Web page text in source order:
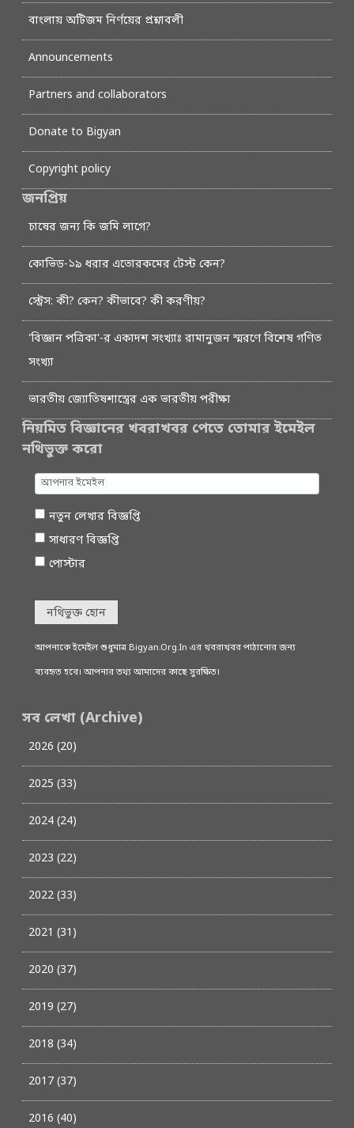
বাংলায় অটিজম নির্ণয়ের প্রশ্নাবলী
Announcements
Partners and collaborators
Donate to Bigyan
Copyright policy
জনপ্রিয়
চাষের জন্য কি জমি লাগে?
কোভিড-১৯ ধরার এতোরকমের টেস্ট কেন?
স্ট্রেস: কী? কেন? কীভাবে? কী করণীয়?
‘বিজ্ঞান পত্রিকা’-র একাদশ সংখ্যাঃ রামানুজন স্মরণে বিশেষ গণিত
সংখ্যা
ভারতীয় জ্যোতিষশাস্ত্রের এক ভারতীয় পরীক্ষা
নিয়মিত বিজ্ঞানের খবরাখবর পেতে তোমার ইমেইল
নথিভুক্ত করো
নতুন লেখার বিজ্ঞপ্তি
সাধারণ বিজ্ঞপ্তি
পোস্টার
নথিভুক্ত হোন
আপনাকে ইমেইল শুধুমাত্র Bigyan.Org.In এর খবরাখবর পাঠানোর জন্য
ব্যবহৃত হবে। আপনার তথ্য আমাদের কাছে সুরক্ষিত।
সব লেখা (Archive)
2026 (20)
2025 (33)
2024 (24)
2023 (22)
2022 (33)
2021 (31)
2020 (37)
2019 (27)
2018 (34)
2017 (37)
2016 (40)